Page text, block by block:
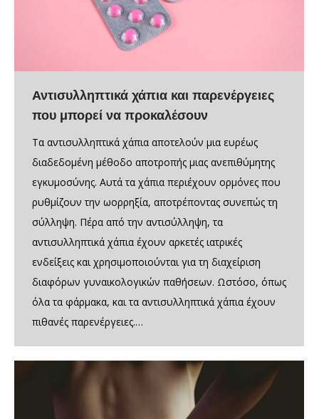
Αντισυλληπτικά χάπια και παρενέργειες
που μπορεί να προκαλέσουν
Τα αντισυλληπτικά χάπια αποτελούν μια ευρέως
διαδεδομένη μέθοδο αποτροπής μιας ανεπιθύμητης
εγκυμοσύνης. Αυτά τα χάπια περιέχουν ορμόνες που
ρυθμίζουν την ωορρηξία, αποτρέποντας συνεπώς τη
σύλληψη. Πέρα από την αντισύλληψη, τα
αντισυλληπτικά χάπια έχουν αρκετές ιατρικές
ενδείξεις και χρησιμοποιούνται για τη διαχείριση
διαφόρων γυναικολογικών παθήσεων. Ωστόσο, όπως
όλα τα φάρμακα, και τα αντισυλληπτικά χάπια έχουν
πιθανές παρενέργειες.…